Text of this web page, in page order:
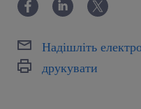
Надішліть
друкувати